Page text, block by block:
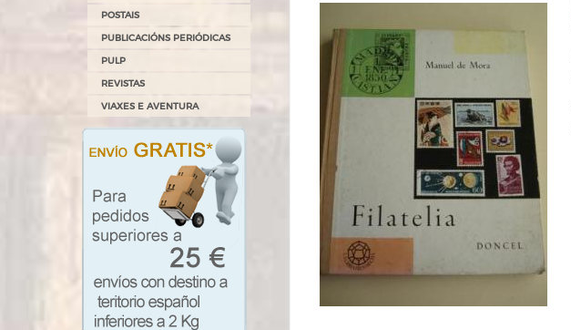
POSTAIS
PUBLICACIÓNS PERIÓDICAS
PULP
REVISTAS
VIAXES E AVENTURA